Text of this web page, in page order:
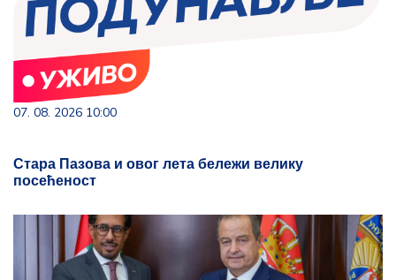
07. 08. 2026 10:00
Стара Пазова и овог лета бележи велику
посећеност